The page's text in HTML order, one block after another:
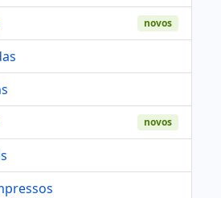
novos
novos